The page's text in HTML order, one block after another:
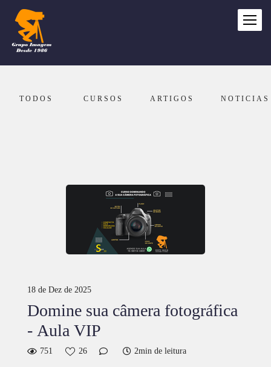
TODOS CURSOS ARTIGOS NOTICIAS
18 de Dez de 2025
Domine sua câmera fotográfica
- Aula VIP
751 26 2min de leitura